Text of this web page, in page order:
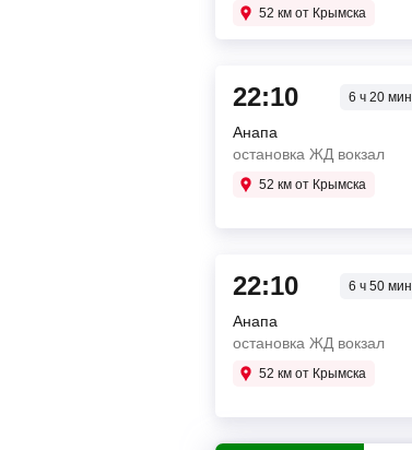
52 км от Крымска
22:10 6 ч 20 мин
Анапа
остановка ЖД вокзал
52 км от Крымска
22:10 6 ч 50 мин
Анапа
остановка ЖД вокзал
52 км от Крымска